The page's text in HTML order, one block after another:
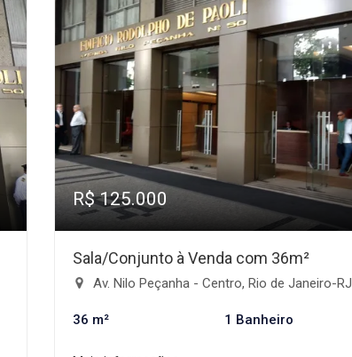
R$ 125.000
Sala/Conjunto à Venda com 36m²
Av. Nilo Peçanha - Centro, Rio de Janeiro-RJ
36 m² 1 Banheiro